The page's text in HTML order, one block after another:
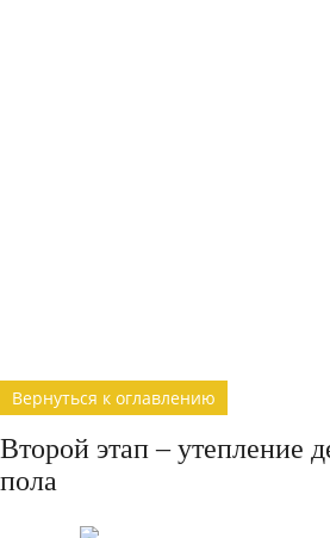
Вернуться к оглавлению
Второй этап – утепление
пола